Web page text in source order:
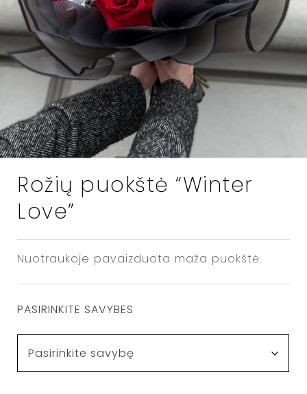
Rožių puokštė “Winter
Love”
Nuotraukoje pavaizduota maža puokštė.
PASIRINKITE SAVYBES